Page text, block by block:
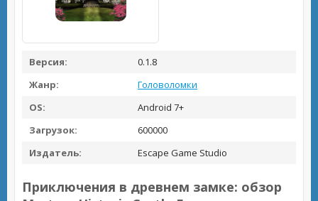
Версия:
0.1.8
Жанр:
Головоломки
OS:
Android 7+
Загрузок:
600000
Издатель:
Escape Game Studio
Приключения в древнем замке: обзор